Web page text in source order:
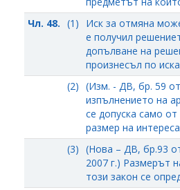
Чл. 48. (1)
Иск за отмяна
е получил
допълване на
произнесъл по
(2) (Изм. - ДВ, бр. 59
изпълнението на
се допуска само
размер на
(3) (Нова – ДВ, бр.93
2007 г.) Размерът
този закон се